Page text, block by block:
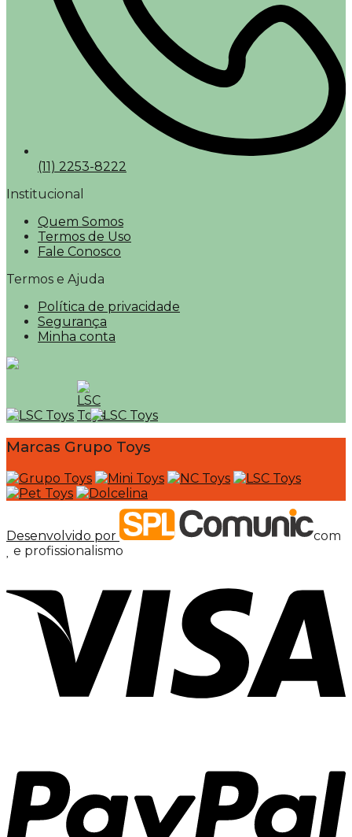
(11) 2253-8222
Institucional
Quem Somos
Termos de Uso
Fale Conosco
Termos e Ajuda
Política de privacidade
Segurança
Minha conta
Marcas Grupo Toys
Desenvolvido por
com
e profissionalismo